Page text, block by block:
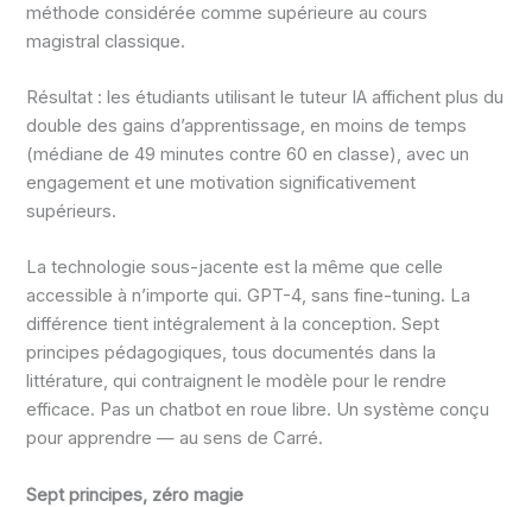
méthode considérée comme supérieure au cours
magistral classique.
Résultat : les étudiants utilisant le tuteur IA affichent plus du
double des gains d’apprentissage, en moins de temps
(médiane de 49 minutes contre 60 en classe), avec un
engagement et une motivation significativement
supérieurs.
La technologie sous-jacente est la même que celle
accessible à n’importe qui. GPT-4, sans fine-tuning. La
différence tient intégralement à la conception. Sept
principes pédagogiques, tous documentés dans la
littérature, qui contraignent le modèle pour le rendre
efficace. Pas un chatbot en roue libre. Un système conçu
pour apprendre — au sens de Carré.
Sept principes, zéro magie